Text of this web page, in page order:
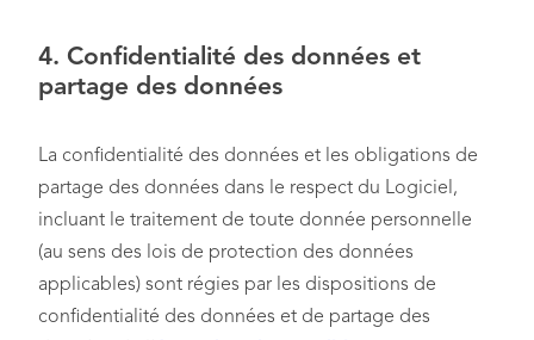
4. Confidentialité des données et
partage des données
La confidentialité des données et les obligations de
partage des données dans le respect du Logiciel,
incluant le traitement de toute donnée personnelle
(au sens des lois de protection des données
applicables) sont régies par les dispositions de
confidentialité des données et de partage des